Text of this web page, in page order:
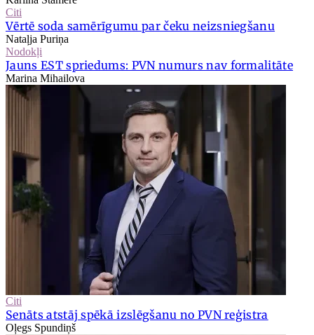
Citi
Vērtē soda samērīgumu par čeku neizsniegšanu
Nataļja Puriņa
Nodokļi
Jauns EST spriedums: PVN numurs nav formalitāte
Marina Mihailova
Citi
Senāts atstāj spēkā izslēgšanu no PVN reģistra
Oļegs Spundiņš